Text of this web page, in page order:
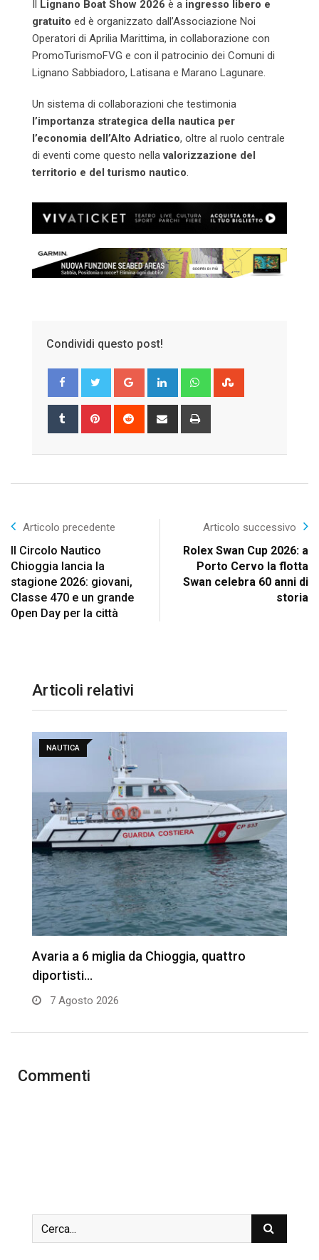
Lignano Boat Show 2026 è a ingresso libero e
gratuito ed è organizzato dall’Associazione Noi
Operatori di Aprilia Marittima, in collaborazione con
PromoTurismoFVG e con il patrocinio dei Comuni di
Lignano Sabbiadoro, Latisana e Marano Lagunare.
Un sistema di collaborazioni che testimonia
l’importanza strategica della nautica per
l’economia dell’Alto Adriatico, oltre al ruolo centrale
di eventi come questo nellavalorizzazione del
territorio e del turismo nautico.
Condividi questo post!
Google+ LinkedIn Whatsapp
Tumblr Pinterest Reddit
Share
Articolo precedente
Il Circolo Nautico
Chioggia lancia la
stagione 2026: giovani,
Classe 470 e un grande
Open Day per la città
Articolo successivo
Rolex Swan Cup 2026: a
Porto Cervo la flotta
Swan celebra 60 anni di
storia
Articoli relativi
NAUTICA
Avaria a 6 miglia da Chioggia, quattro
diportisti…
7 Agosto 2026
Commenti